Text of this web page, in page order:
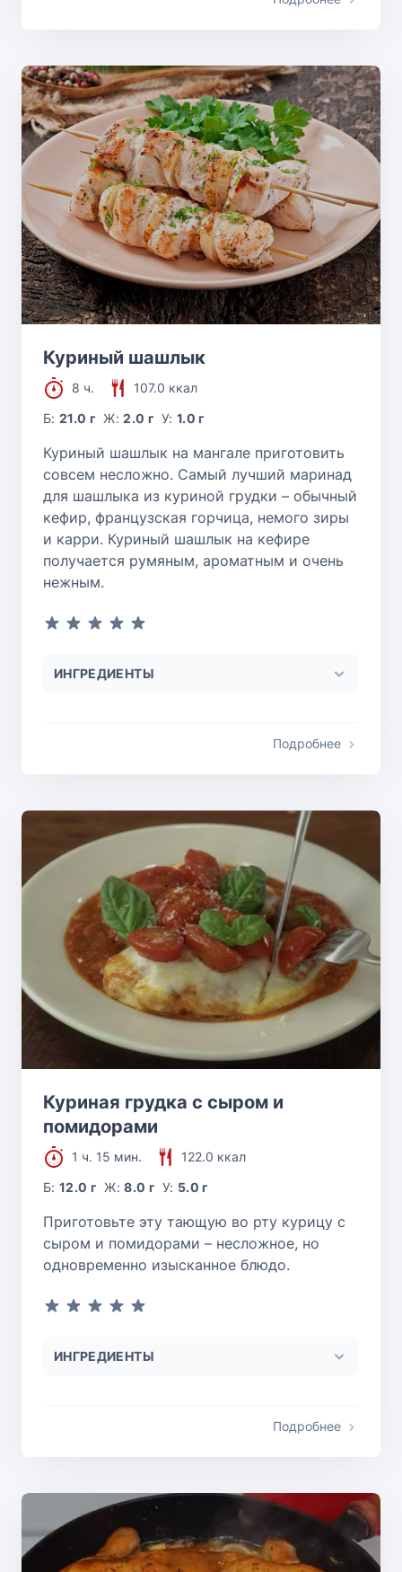
Куриный шашлык
8 ч.
107.0 ккал
Б:21.0 г Ж:2.0 г У:1.0 г
Куриный шашлык на мангале приготовить
совсем несложно. Самый лучший маринад
для шашлыка из куриной грудки – обычный
кефир, французская горчица, немого зиры
и карри. Куриный шашлык на кефире
получается румяным, ароматным и очень
нежным.
ИНГРЕДИЕНТЫ
Подробнее
Куриная грудка с сыром и
помидорами
1 ч. 15 мин.
122.0 ккал
Б:12.0 г Ж:8.0 г У: 5.0 г
Приготовьте эту тающую во рту курицу с
сыром и помидорами – несложное, но
одновременно изысканное блюдо.
ИНГРЕДИЕНТЫ
Подробнее